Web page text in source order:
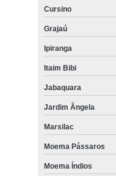
Cursino
Grajaú
Ipiranga
Itaim Bibi
Jabaquara
Jardim Ângela
Marsilac
Moema Pássaros
Moema Índios